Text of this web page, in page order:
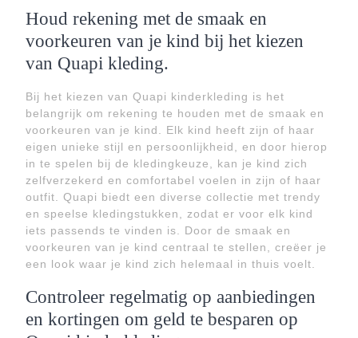
Houd rekening met de smaak en
voorkeuren van je kind bij het kiezen
van Quapi kleding.
Bij het kiezen van Quapi kinderkleding is het
belangrijk om rekening te houden met de smaak en
voorkeuren van je kind. Elk kind heeft zijn of haar
eigen unieke stijl en persoonlijkheid, en door hierop
in te spelen bij de kledingkeuze, kan je kind zich
zelfverzekerd en comfortabel voelen in zijn of haar
outfit. Quapi biedt een diverse collectie met trendy
en speelse kledingstukken, zodat er voor elk kind
iets passends te vinden is. Door de smaak en
voorkeuren van je kind centraal te stellen, creëer je
een look waar je kind zich helemaal in thuis voelt.
Controleer regelmatig op aanbiedingen
en kortingen om geld te besparen op